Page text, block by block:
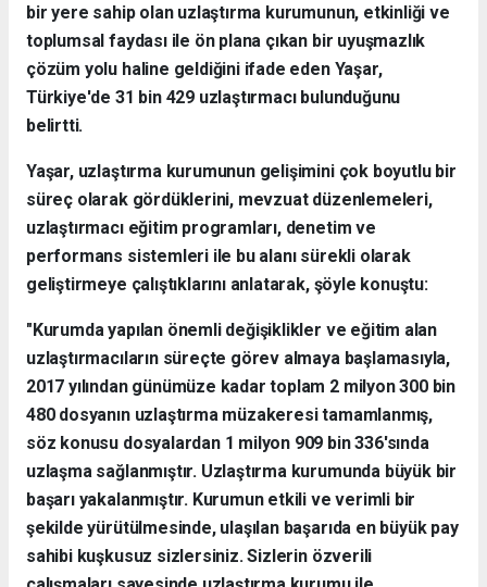
bir yere sahip olan uzlaştırma kurumunun, etkinliği ve
toplumsal faydası ile ön plana çıkan bir uyuşmazlık
çözüm yolu haline geldiğini ifade eden Yaşar,
Türkiye'de 31 bin 429 uzlaştırmacı bulunduğunu
belirtti.
Yaşar, uzlaştırma kurumunun gelişimini çok boyutlu bir
süreç olarak gördüklerini, mevzuat düzenlemeleri,
uzlaştırmacı eğitim programları, denetim ve
performans sistemleri ile bu alanı sürekli olarak
geliştirmeye çalıştıklarını anlatarak, şöyle konuştu:
"Kurumda yapılan önemli değişiklikler ve eğitim alan
uzlaştırmacıların süreçte görev almaya başlamasıyla,
2017 yılından günümüze kadar toplam 2 milyon 300 bin
480 dosyanın uzlaştırma müzakeresi tamamlanmış,
söz konusu dosyalardan 1 milyon 909 bin 336'sında
uzlaşma sağlanmıştır. Uzlaştırma kurumunda büyük bir
başarı yakalanmıştır. Kurumun etkili ve verimli bir
şekilde yürütülmesinde, ulaşılan başarıda en büyük pay
sahibi kuşkusuz sizlersiniz. Sizlerin özverili